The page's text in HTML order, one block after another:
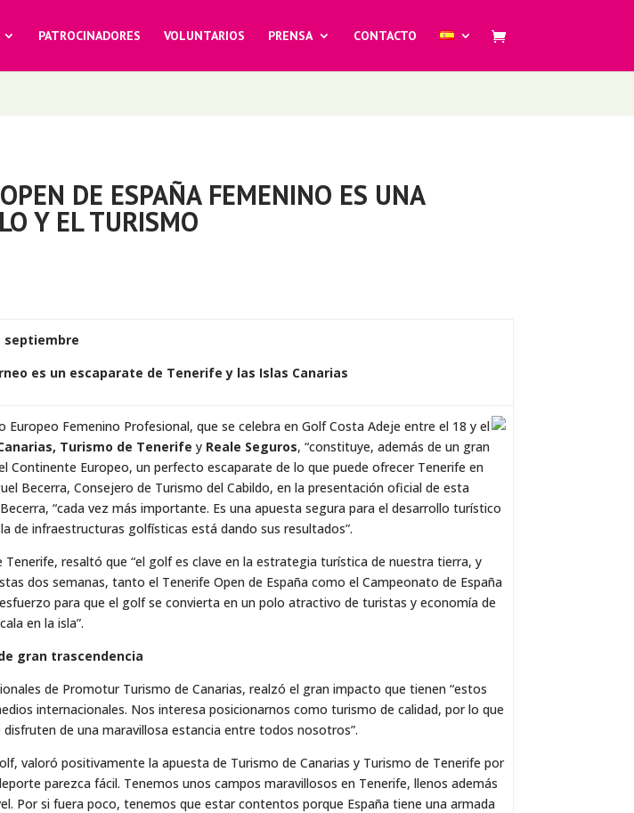
PATROCINADORES VOLUNTARIOS PRENSA CONTACTO
DE ESPAÑA FEMENINO ES UNA
Y EL TURISMO
septiembre
es un escaparate de Tenerife y las Islas Canarias
Femenino Profesional, que se celebra en Golf Costa Adeje entre el 18 y el
Turismo de Tenerife y Reale Seguros, “constituye, además de un gran
Europeo, un perfecto escaparate de lo que puede ofrecer Tenerife en
Becerra, Consejero de Turismo del Cabildo, en la presentación oficial de esta
“cada vez más importante. Es una apuesta segura para el desarrollo turístico
de infraestructuras golfísticas está dando sus resultados”.
resaltó que “el golf es clave en la estrategia turística de nuestra tierra, y
dos semanas, tanto el Tenerife Open de España como el Campeonato de España
para que el golf se convierta en un polo atractivo de turistas y economía de
en la isla”.
gran trascendencia
de Promotur Turismo de Canarias, realzó el gran impacto que tienen “estos
internacionales. Nos interesa posicionarnos como turismo de calidad, por lo que
de una maravillosa estancia entre todos nosotros”.
valoró positivamente la apuesta de Turismo de Canarias y Turismo de Tenerife por
parezca fácil. Tenemos unos campos maravillosos en Tenerife, llenos además
Por si fuera poco, tenemos que estar contentos porque España tiene una armada